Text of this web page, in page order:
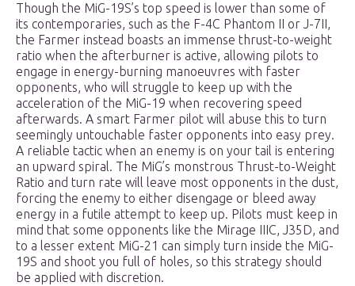
Though the MiG-19S’s top speed is lower than some of
its contemporaries, such as the F-4C Phantom II or J-7II,
the Farmer instead boasts an immense thrust-to-weight
ratio when the afterburner is active, allowing pilots to
engage in energy-burning manoeuvres with faster
opponents, who will struggle to keep up with the
acceleration of the MiG-19 when recovering speed
afterwards. A smart Farmer pilot will abuse this to turn
seemingly untouchable faster opponents into easy prey.
A reliable tactic when an enemy is on your tail is entering
an upward spiral. The MiG’s monstrous Thrust-to-Weight
Ratio and turn rate will leave most opponents in the dust,
forcing the enemy to either disengage or bleed away
energy in a futile attempt to keep up. Pilots must keep in
mind that some opponents like the Mirage IIIC, J35D, and
to a lesser extent MiG-21 can simply turn inside the MiG-
19S and shoot you full of holes, so this strategy should
be applied with discretion.